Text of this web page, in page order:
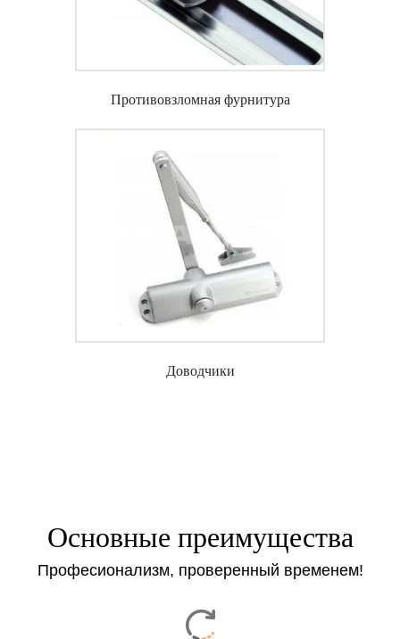
Противовзломная фурнитура
Доводчики
Основные преимущества
Професионализм, проверенный временем!